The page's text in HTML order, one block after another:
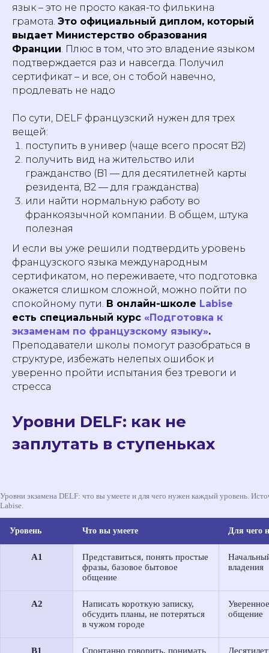
язык – это не просто какая-то филькина
грамота. Это официальный диплом, который
выдает Министерство образования
Франции . Плюс в том, что это владение языком
подтверждается раз и навсегда. Получил
сертификат – и все, он с тобой навечно,
продлевать не надо
По сути, DELF французский нужен для трех
вещей:
поступить в универ (чаще всего просят B2)
получить вид на жительство или
гражданство (B1 — для десятилетней карты
резидента, B2 — для гражданства)
или найти нормальную работу во
франкоязычной компании. В общем, штука
полезная
И если вы уже решили подтвердить уровень
французского языка международным
сертификатом, но переживаете, что подготовка
окажется слишком сложной, можно пойти по
спокойному пути. В онлайн-школе Labise
есть специальный курс «Подготовка к
экзаменам по французскому языку».
Преподаватели школы помогут разобраться в
структуре, избежать нелепых ошибок и
уверенно пройти испытания без тревоги и
стресса
Уровни DELF: как не
заплутать в ступеньках
Уровни экзамена DELF: что вы умеете и для чего нужен каждый уровень.
Labise.
Уровень Что вы умеете Для чего
A1
Представиться, понять простые
фразы, базовое бытовое
общение
владения
A2
Написать короткую записку,
обсудить планы, не потеряться
в чужом городе
общение
B1 Спонтанно говорить, понимать